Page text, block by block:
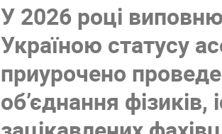
У 2026 році
Україною статусу
приурочено
об’єднання фізиків,